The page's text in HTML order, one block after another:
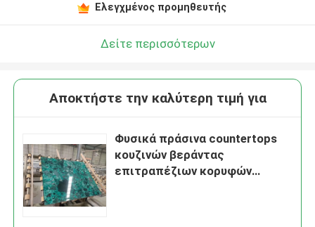
Ελεγχμένος προμηθευτής
Δείτε περισσότερων
Αποκτήστε την καλύτερη τιμή για
Φυσικά πράσινα countertops
κουζινών βεράντας
επιτραπέζιων κορυφών